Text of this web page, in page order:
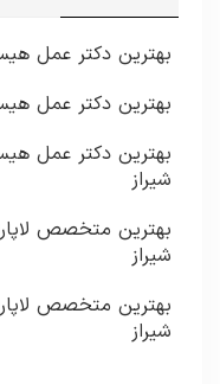
بهترین دکتر عمل
بهترین دکتر عمل
بهترین دکتر عمل
شیراز
بهترین متخصص
شیراز
بهترین متخصص
شیراز